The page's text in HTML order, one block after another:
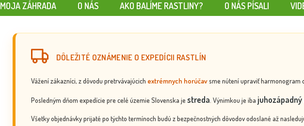
MOJA ZÁHRADA O NÁS AKO BALÍME RASTLINY? O NÁS PÍSALI
DÔLEŽITÉ OZNÁMENIE O EXPEDÍCII RASTLÍN
Vážení zákazníci, z dôvodu pretrvávajúcich extrémnych horúčavsme nútení upraviť harmonogram
Posledným dňom expedície pre celé územie Slovenska je streda . Výnimkou je iba
Všetky objednávky prijaté po týchto termínoch budú z bezpečnostných dôvodov odoslané až